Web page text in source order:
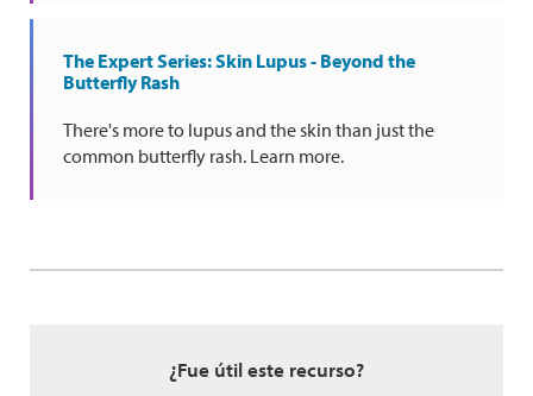
The Expert Series: Skin Lupus - Beyond the
Butterfly Rash
There's more to lupus and the skin than just the
common butterfly rash. Learn more.
¿Fue útil este recurso?